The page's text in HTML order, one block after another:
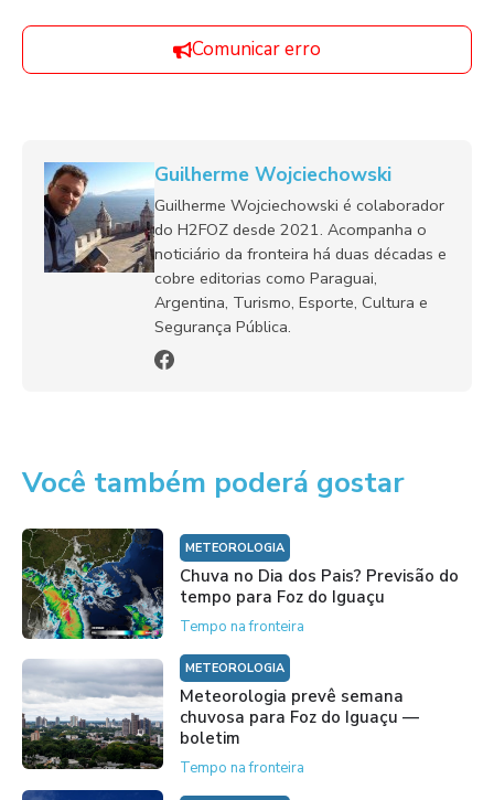
Comunicar erro
Guilherme Wojciechowski
Guilherme Wojciechowski é colaborador
do H2FOZ desde 2021. Acompanha o
noticiário da fronteira há duas décadas e
cobre editorias como Paraguai,
Argentina, Turismo, Esporte, Cultura e
Segurança Pública.
Você também poderá gostar
METEOROLOGIA
Chuva no Dia dos Pais? Previsão do
tempo para Foz do Iguaçu
Tempo na fronteira
METEOROLOGIA
Meteorologia prevê semana
chuvosa para Foz do Iguaçu —
boletim
Tempo na fronteira